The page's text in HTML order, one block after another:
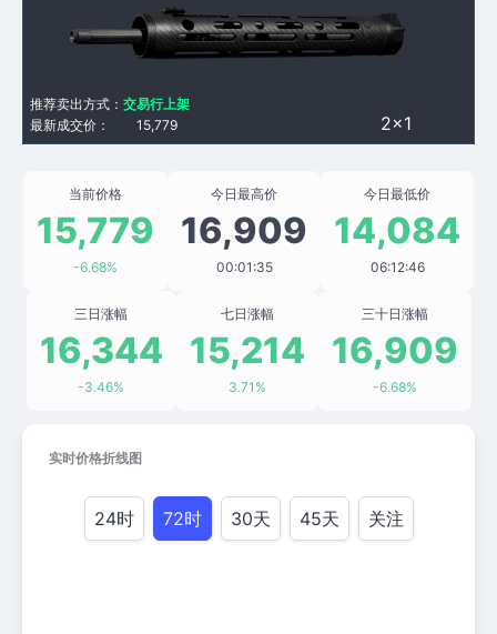
2×1
最新成交价： 15,779
推荐卖出方式： 交易行上架
当前价格
15,779
-6.68%
今日最高价
16,909
00:01:35
今日最低价
14,084
06:12:46
三日涨幅
16,344
-3.46%
七日涨幅
15,214
3.71%
三十日涨幅
16,909
-6.68%
实时价格折线图
24时 72时 30天 45天 关注